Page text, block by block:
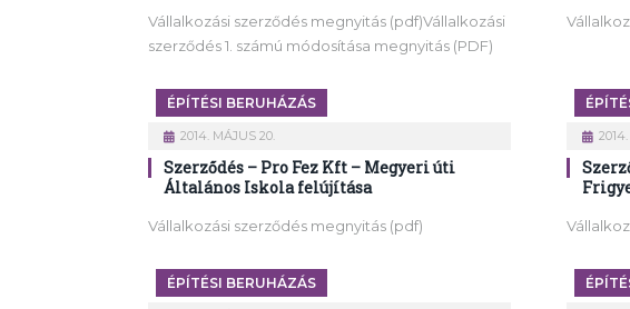
Vállalkozási szerződés megnyitás (pdf)Vállalkozási
szerződés 1. számú módosítása megnyitás (PDF)
ÉPÍTÉSI BERUHÁZÁS
2014. MÁJUS 20.
Szerződés – Pro Fez Kft – Megyeri úti
Általános Iskola felújítása
Vállalkozási szerződés megnyitás (pdf)
ÉPÍTÉSI BERUHÁZÁS